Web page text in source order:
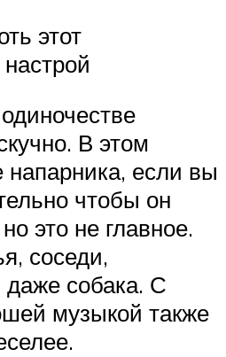
этот
В этом
напарника, если вы
чтобы он
это не главное.
соседи,
даже собака. С
музыкой также